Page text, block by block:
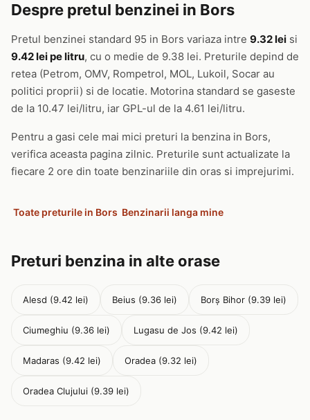
Despre pretul benzinei in Bors
Pretul benzinei standard 95 in Bors variaza intre 9.32 lei si
9.42 lei pe litru, cu o medie de 9.38 lei. Preturile depind de
retea (Petrom, OMV, Rompetrol, MOL, Lukoil, Socar au
politici proprii) si de locatie. Motorina standard se gaseste
de la 10.47 lei/litru, iar GPL-ul de la 4.61 lei/litru.
Pentru a gasi cele mai mici preturi la benzina in Bors,
verifica aceasta pagina zilnic. Preturile sunt actualizate la
fiecare 2 ore din toate benzinariile din oras si imprejurimi.
Toate preturile in Bors Benzinarii langa mine
Preturi benzina in alte orase
Alesd (9.42 lei) Beius (9.36 lei) Borș Bihor (9.39 lei)
Ciumeghiu (9.36 lei) Lugasu de Jos (9.42 lei)
Madaras (9.42 lei) Oradea (9.32 lei)
Oradea Clujului (9.39 lei)